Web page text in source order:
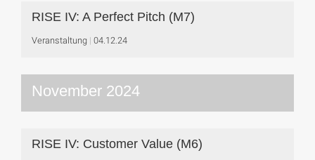
RISE IV: A Perfect Pitch (M7)
Veranstaltung 04.12.24
November 2024
RISE IV: Customer Value (M6)